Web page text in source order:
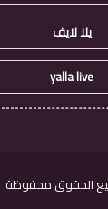
يلا لايف
yalla live